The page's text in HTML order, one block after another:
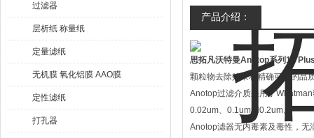
过滤器
层析纸 称量纸
定量滤纸
无机膜 氧化铝膜 AAO膜
定性滤纸
打孔器
产品介绍：
思拓凡沃特曼Anotop系列10
颗粒物去除效果和精确可靠的品
Anotop过滤介质采用了
0.02um、0.1um和0.2um。
Anotop滤器无内毒素及毒性，无